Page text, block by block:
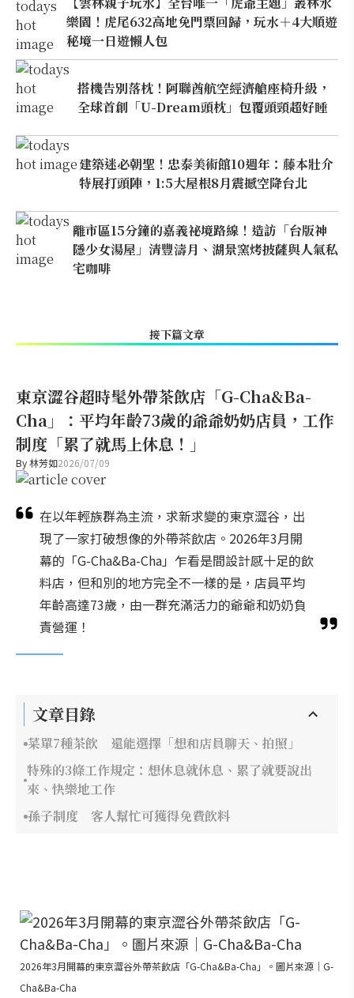
樂園！虎尾632高地免門票回歸，玩水＋4大順遊
秘境一日遊懶人包
搭機告別落枕！阿聯酋航空經濟艙座椅升級，
全球首創「U-Dream頭枕」包覆頭頸超好睡
建築迷必朝聖！忠泰美術館10週年：藤本壯介
特展打頭陣，1:5大屋根8月震撼空降台北
離市區15分鐘的嘉義祕境路線！造訪「台版神
隱少女湯屋」清豐濤月、湖景窯烤披薩與人氣私
宅咖啡
接下篇文章
東京澀谷超時髦外帶茶飲店「G-Cha&Ba-
Cha」：平均年齡73歲的爺爺奶奶店員，工作
制度「累了就馬上休息！」
By林芳如2026/07/09
在以年輕族群為主流，求新求變的東京澀谷，出
現了一家打破想像的外帶茶飲店。2026年3月開
幕的「G-Cha&Ba-Cha」乍看是間設計感十足的飲
料店，但和別的地方完全不一樣的是，店員平均
年齡高達73歲，由一群充滿活力的爺爺和奶奶負
責營運！
文章目錄
菜單7種茶飲 還能選擇「想和店員聊天、拍照」
特殊的3條工作規定：想休息就休息、累了就要說出
來、快樂地工作
孫子制度 客人幫忙可獲得免費飲料
2026年3月開幕的東京澀谷外帶茶飲店「G-Cha&Ba-Cha」。圖片來源｜G-
Cha&Ba-Cha